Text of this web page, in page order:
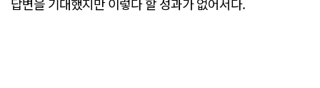
답변을 기대했지만 이렇다 할 성과가 없어서다.